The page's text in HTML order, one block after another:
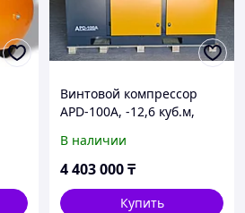
Винтовой компрессор
APD-100A, -12,6 куб.м,
В наличии
4 403 000₸
Купить